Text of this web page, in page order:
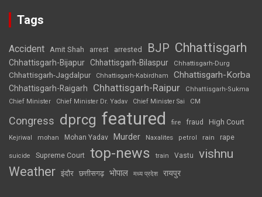
Tags
Accident Amit Shah arrest arrested BJP Chhattisgarh
Chhattisgarh-Bijapur Chhattisgarh-Bilaspur Chhattisgarh-Durg
Chhattisgarh-Jagdalpur Chhattisgarh-Kabirdham Chhattisgarh-Korba
Chhattisgarh-Raigarh Chhattisgarh-Raipur
Chhattisgarh-Sukma
Chief Minister
Chief Minister Dr. Yadav Chief Minister Sai CM
Congress dprcg featured fire fraud High Court
Kejriwal mohan Mohan Yadav Murder Naxalites petrol rain rape
suicide Supreme Court top-news train Vastu vishnu
Weather इंदौर छत्तीसगढ़ भोपाल मध्य प्रदेश रायपुर